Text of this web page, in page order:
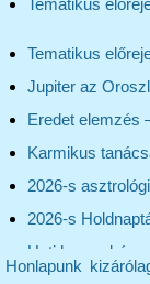
Tematikus
Jupiter az
Eredet elemzés
Karmikus
2026-s
2026-s
Heti horoszkóp
Honlapunk